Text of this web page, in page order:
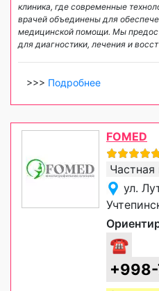
клиника, где современные
врачей объединены для
медицинской помощи. Мы
для диагностики, лечения и восст
>>> Подробнее
FOMED
Частная
ул.
☎